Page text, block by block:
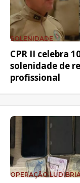
SOLENIDADE
CPR II celebra
solenidade de
profissional
OPERAÇÃO